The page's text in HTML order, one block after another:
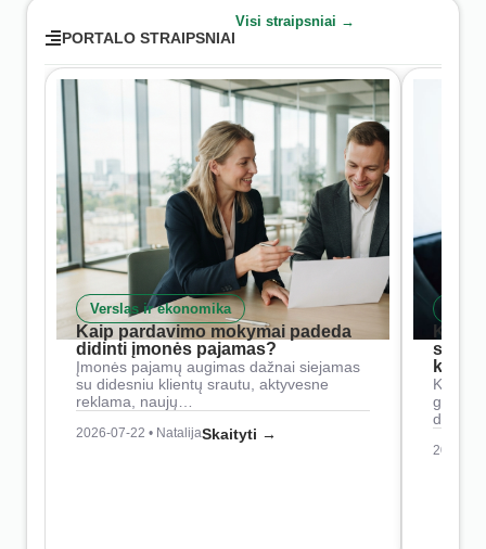
PORTALO STRAIPSNIAI
Visi straipsniai →
Verslas ir ekonomika
Kaip pardavimo mokymai padeda
didinti įmonės pajamas?
Įmonės pajamų augimas dažnai siejamas
su didesniu klientų srautu, aktyvesne
reklama, naujų…
2026-07-22 • NatalijaSkaityti →
Kaip
2026-